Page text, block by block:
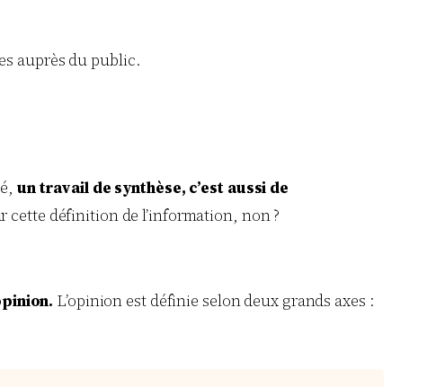
auprès du public.
un travail de synthèse, c’est aussi de
cette définition de l’information, non ?
L’opinion est définie selon deux grands axes :